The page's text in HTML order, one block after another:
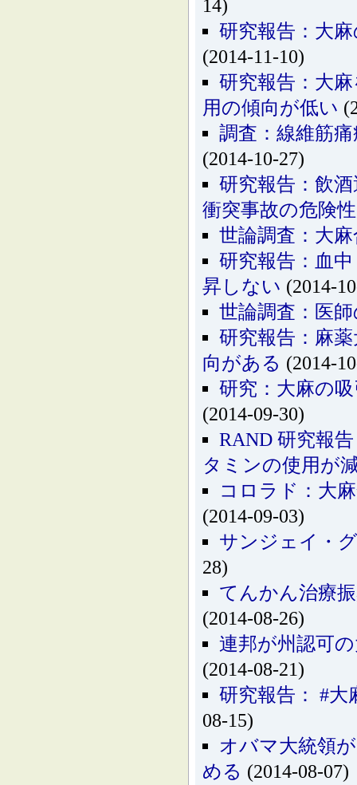
14)
研究報告：大
(2014-11-10)
研究報告：大
用の傾向が低い
調査：線維筋
(2014-10-27)
研究報告：飲
衝突事故の危険
世論調査：大
研究報告：血
昇しない (2014-
世論調査：医
研究報告：麻
向がある (2014-
研究：大麻の
(2014-09-30)
RAND 研究報
タミンの使用が
コロラド：大
(2014-09-03)
サンジェイ・
28)
てんかん治療
(2014-08-26)
連邦が州認可
(2014-08-21)
研究報告： #
08-15)
オバマ大統領
める (2014-08-07)